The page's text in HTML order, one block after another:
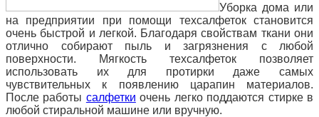
Уборка дома или
на предприятии при помощи техсалфеток становится
очень быстрой и легкой. Благодаря свойствам ткани они
отлично собирают пыль и загрязнения с любой
поверхности. Мягкость техсалфеток позволяет
использовать их для протирки даже самых
чувствительных к появлению царапин материалов.
После работы салфетки очень легко поддаются стирке в
любой стиральной машине или вручную.